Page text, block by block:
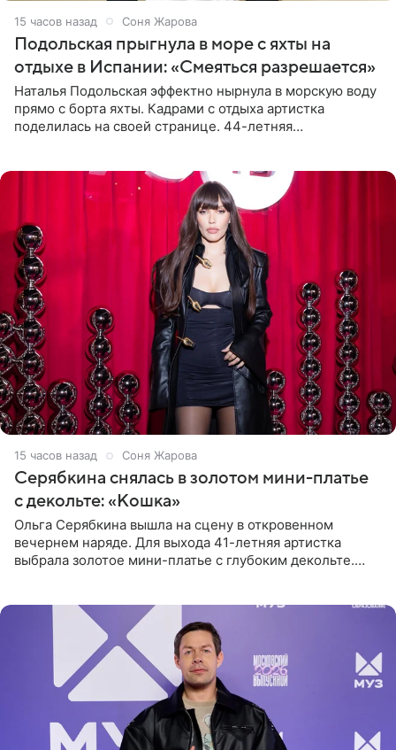
15 часов назад Соня Жарова
Подольская прыгнула в море с яхты на
отдыхе в Испании: «Смеяться разрешается»
Наталья Подольская эффектно нырнула в морскую воду
прямо с борта яхты. Кадрами с отдыха артистка
поделилась на своей странице. 44-летняя
15 часов назад Соня Жарова
Серябкина снялась в золотом мини-платье
с декольте: «Кошка»
Ольга Серябкина вышла на сцену в откровенном
вечернем наряде. Для выхода 41-летняя артистка
выбрала золотое мини-платье с глубоким декольте.